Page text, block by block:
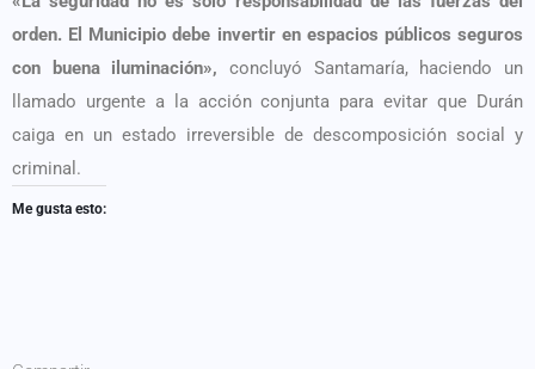
orden. El Municipio debe invertir en espacios públicos seguros
con buena iluminación», concluyó Santamaría, haciendo un
llamado urgente a la acción conjunta para evitar que Durán
caiga en un estado irreversible de descomposición social y
criminal.
Me gusta esto: